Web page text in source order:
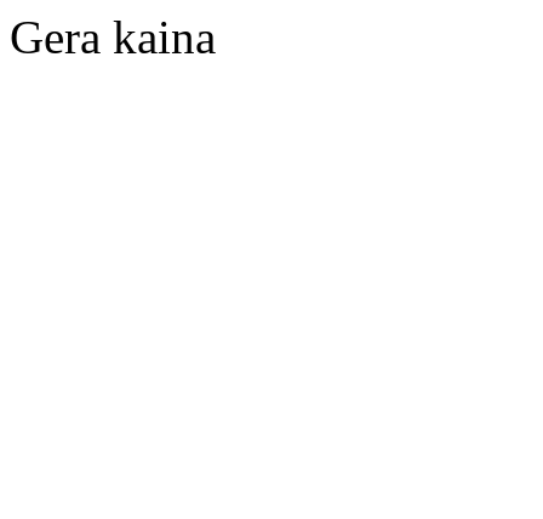
Gera kaina